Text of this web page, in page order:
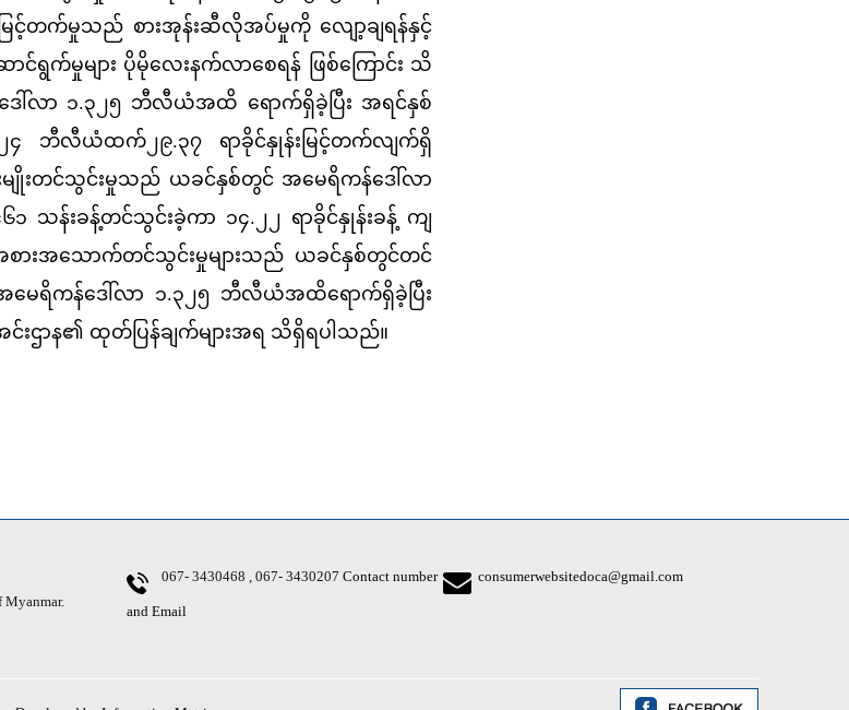
ြင့်တက်မှုသည် စားအုန်းဆီလိုအပ်မှုကို လျော့ချရန်နှင့်
ရွက်မှုများ ပိုမိုလေးနက်လာစေရန် ဖြစ်ကြောင်း သိ
ါ်လာ ၁.၃၂၅ ဘီလီယံအထိ ရောက်ရှိခဲ့ပြီး အရင်နှစ်
ဘီလီယံထက်၂၉.၃၇ ရာခိုင်နှုန်းမြင့်တက်လျက်ရှိ
မျိုးတင်သွင်းမှုသည် ယခင်နှစ်တွင် အမေရိကန်ဒေါ်လာ
သန်းခန့်တင်သွင်းခဲ့ကာ ၁၄.၂၂ ရာခိုင်နှုန်းခန့် ကျ
စားအသောက်တင်သွင်းမှုများသည် ယခင်နှစ်တွင်တင်
ေရိကန်ဒေါ်လာ ၁.၃၂၅ ဘီလီယံအထိရောက်ရှိခဲ့ပြီး
အင်းဌာန၏ ထုတ်ပြန်ချက်များအရ သိရှိရပါသည်။
067- 3430468 , 067- 3430207 Contact number
and Email
consumerwebsitedoca@gmail.com